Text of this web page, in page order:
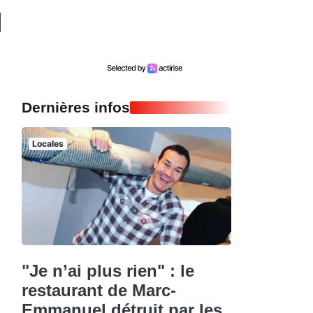
Dernières infos
Locales
"Je n’ai plus rien" : le
restaurant de Marc-